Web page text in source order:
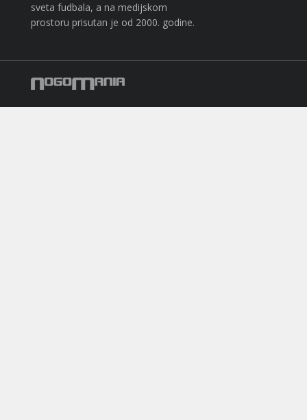
sveta fudbala, a na medijskom
prostoru prisutan je od 2000. godine.